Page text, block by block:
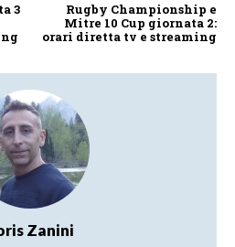
3
Rugby Championship e
Mitre 10 Cup giornata 2:
orari diretta tv e streaming
Zanini